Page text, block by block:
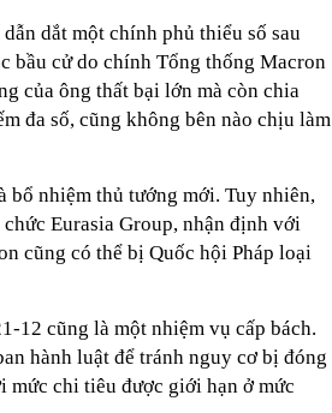
dắt một chính phủ thiểu số sau
bầu cử do chính Tổng thống Macron
của ông thất bại lớn mà còn chia
đa số, cũng không bên nào chịu làm
bổ nhiệm thủ tướng mới. Tuy nhiên,
Eurasia Group, nhận định với
cũng có thể bị Quốc hội Pháp loại
12 cũng là một nhiệm vụ cấp bách.
hành luật để tránh nguy cơ bị đóng
mức chi tiêu được giới hạn ở mức